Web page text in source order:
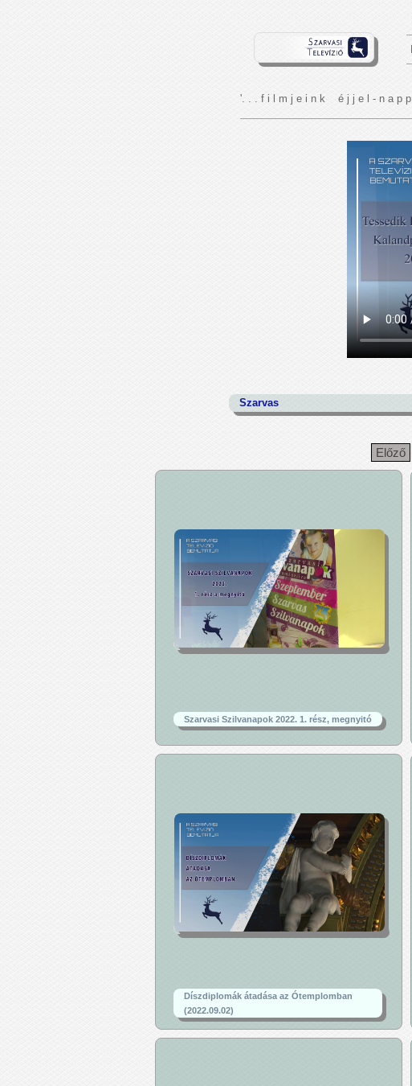
'. . . f i l m j e i n k é j j e l - n a p
Szarvas
Előző
Szarvasi Szilvanapok 2022. 1. rész, megnyitó
Díszdiplomák átadása az Ótemplomban
(2022.09.02)